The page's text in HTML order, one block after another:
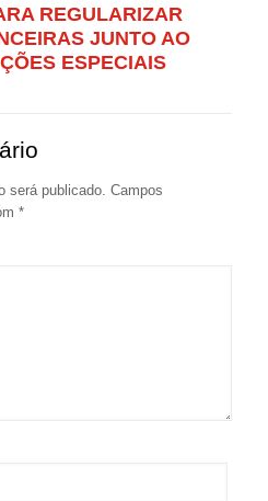
REGULARIZAR
JUNTO AO
ESPECIAIS
será publicado. Campos
*